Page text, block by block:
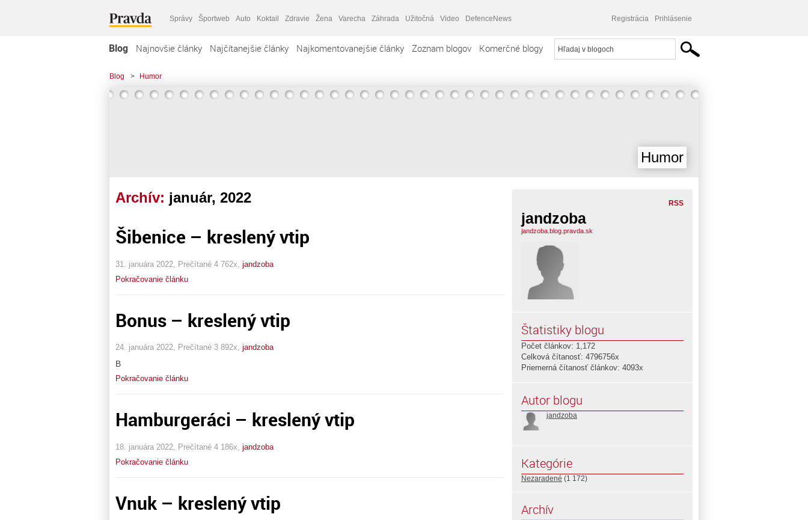
Správy Športweb Auto Koktail Zdravie Žena Varecha Záhrada Užitočná Video DefenceNews Registrácia Prihlásenie
Blog Najnovšie články Najčítanejšie články Najkomentovanejšie články Zoznam blogov Komerčné blogy
Blog > Humor
Humor
Archív: január, 2022
Šibenice – kreslený vtip
31. januára 2022, Prečítané 4 762x, jandzoba
Pokračovanie článku
Bonus – kreslený vtip
24. januára 2022, Prečítané 3 892x, jandzoba
B
Pokračovanie článku
Hamburgeráci – kreslený vtip
18. januára 2022, Prečítané 4 186x, jandzoba
Pokračovanie článku
Vnuk – kreslený vtip
RSS
jandzoba
jandzoba.blog.pravda.sk
Štatistiky blogu
Počet článkov: 1,172
Celková čítanosť: 4796756x
Priemerná čítanosť článkov: 4093x
Autor blogu
jandzoba
Kategórie
Nezaradené (1 172)
Archív